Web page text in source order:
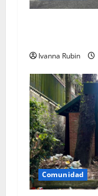
Ivanna Rubin
Comunidad